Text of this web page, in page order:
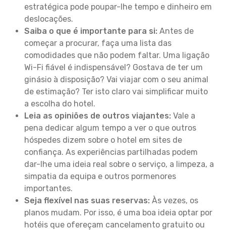
estratégica pode poupar-lhe tempo e dinheiro em
deslocações.
Saiba o que é importante para si: Antes de
começar a procurar, faça uma lista das
comodidades que não podem faltar. Uma ligação
Wi-Fi fiável é indispensável? Gostava de ter um
ginásio à disposição? Vai viajar com o seu animal
de estimação? Ter isto claro vai simplificar muito
a escolha do hotel.
Leia as opiniões de outros viajantes: Vale a
pena dedicar algum tempo a ver o que outros
hóspedes dizem sobre o hotel em sites de
confiança. As experiências partilhadas podem
dar-lhe uma ideia real sobre o serviço, a limpeza, a
simpatia da equipa e outros pormenores
importantes.
Seja flexível nas suas reservas: Às vezes, os
planos mudam. Por isso, é uma boa ideia optar por
hotéis que ofereçam cancelamento gratuito ou